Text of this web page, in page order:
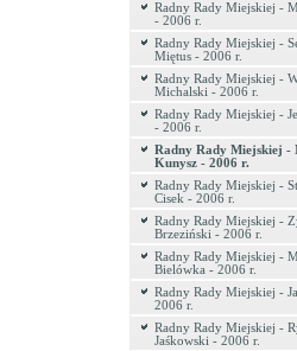
Radny Rady Miejskiej -
- 2006 r.
Radny Rady Miejskiej -
Miętus - 2006 r.
Radny Rady Miejskiej -
Michalski - 2006 r.
Radny Rady Miejskiej -
- 2006 r.
Radny Rady Miejskiej -
Kunysz - 2006 r.
Radny Rady Miejskiej -
Cisek - 2006 r.
Radny Rady Miejskiej -
Brzeziński - 2006 r.
Radny Rady Miejskiej -
Bielówka - 2006 r.
Radny Rady Miejskiej -
2006 r.
Radny Rady Miejskiej -
Jaśkowski - 2006 r.